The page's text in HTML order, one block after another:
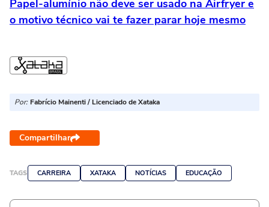
Papel-alumínio não deve ser usado na Airfryer e
o motivo técnico vai te fazer parar hoje mesmo
Por: Fabrício Mainenti / Licenciado de Xataka
Compartilhar
TAGS CARREIRA XATAKA NOTÍCIAS EDUCAÇÃO